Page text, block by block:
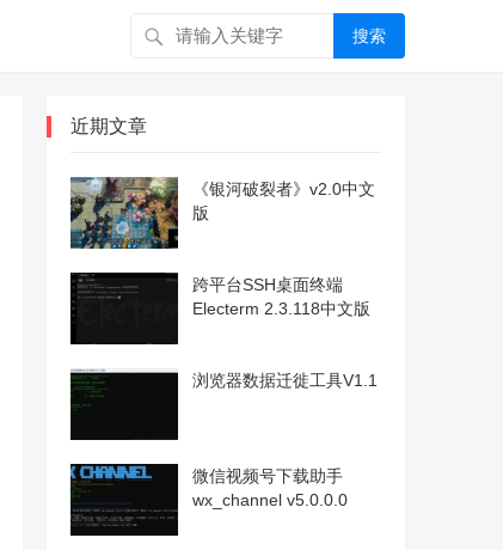
搜索
近期文章
《银河破裂者》v2.0中文
版
跨平台SSH桌面终端
Electerm 2.3.118中文版
浏览器数据迁徙工具V1.1
微信视频号下载助手
wx_channel v5.0.0.0